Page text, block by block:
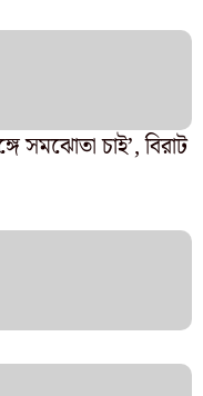
সমঝোতা চাই’, বিরাট